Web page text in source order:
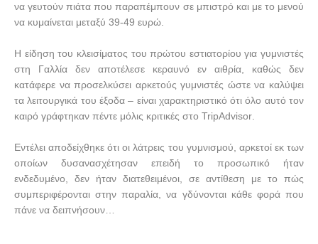
να γευτούν πιάτα που παραπέμπουν σε μπιστρό και με το μενού
να κυμαίνεται μεταξύ 39-49 ευρώ.
Η είδηση του κλεισίματος του πρώτου εστιατορίου για γυμνιστές
στη Γαλλία δεν αποτέλεσε κεραυνό εν αιθρία, καθώς δεν
κατάφερε να προσελκύσει αρκετούς γυμνιστές ώστε να καλύψει
τα λειτουργικά του έξοδα – είναι χαρακτηριστικό ότι όλο αυτό τον
καιρό γράφτηκαν πέντε μόλις κριτικές στο TripAdvisor.
Εντέλει αποδείχθηκε ότι οι λάτρεις του γυμνισμού, αρκετοί εκ των
οποίων δυσανασχέτησαν επειδή το προσωπικό ήταν
ενδεδυμένο, δεν ήταν διατεθειμένοι, σε αντίθεση με το πώς
συμπεριφέρονται στην παραλία, να γδύνονται κάθε φορά που
πάνε να δειπνήσουν…